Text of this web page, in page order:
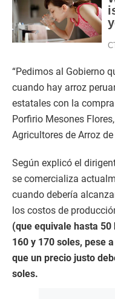
“Pedimos al Gobierno
cuando hay arroz
estatales con la
Porfirio Mesones
Agricultores de Arroz
Según explicó el
se comercializa
cuando debería
los costos de
(que equivale hasta
160 y 170 soles, pese
que un precio justo
soles.